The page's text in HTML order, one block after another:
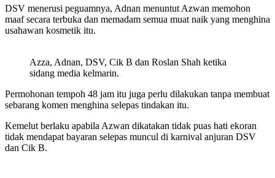
DSV menerusi peguamnya, Adnan menuntut Azwan memohon
maaf secara terbuka dan memadam semua muat naik yang menghina
usahawan kosmetik itu.
Azza, Adnan, DSV, Cik B dan Roslan Shah ketika
sidang media kelmarin.
Permohonan tempoh 48 jam itu juga perlu dilakukan tanpa membuat
sebarang komen menghina selepas tindakan itu.
Kemelut berlaku apabila Azwan dikatakan tidak puas hati ekoran
tidak mendapat bayaran selepas muncul di karnival anjuran DSV
dan Cik B.